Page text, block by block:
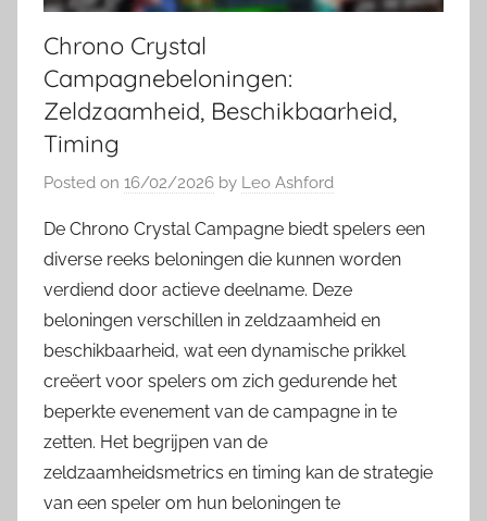
Chrono Crystal
Campagnebeloningen:
Zeldzaamheid, Beschikbaarheid,
Timing
Posted on 16/02/2026 by Leo Ashford
De Chrono Crystal Campagne biedt spelers een
diverse reeks beloningen die kunnen worden
verdiend door actieve deelname. Deze
beloningen verschillen in zeldzaamheid en
beschikbaarheid, wat een dynamische prikkel
creëert voor spelers om zich gedurende het
beperkte evenement van de campagne in te
zetten. Het begrijpen van de
zeldzaamheidsmetrics en timing kan de strategie
van een speler om hun beloningen te